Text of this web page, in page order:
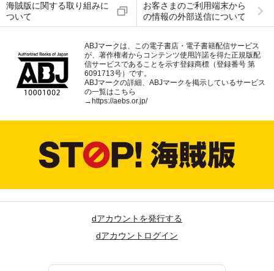
海賊版に関する取り組みに
ついて
お客さまのご利用端末から
の情報の外部送信について
ABJマークは、この電子書店・電子書籍配信サービス
が、著作権者からコンテンツ使用許諾を得た正規版配
信サービスであることを示す登録商標（登録番号 第
6091713号）です。
ABJマークの詳細、ABJマークを掲示しているサービス
の一覧はこちら
→ https://aebs.or.jp/
dアカウントを発行する
dアカウントログイン